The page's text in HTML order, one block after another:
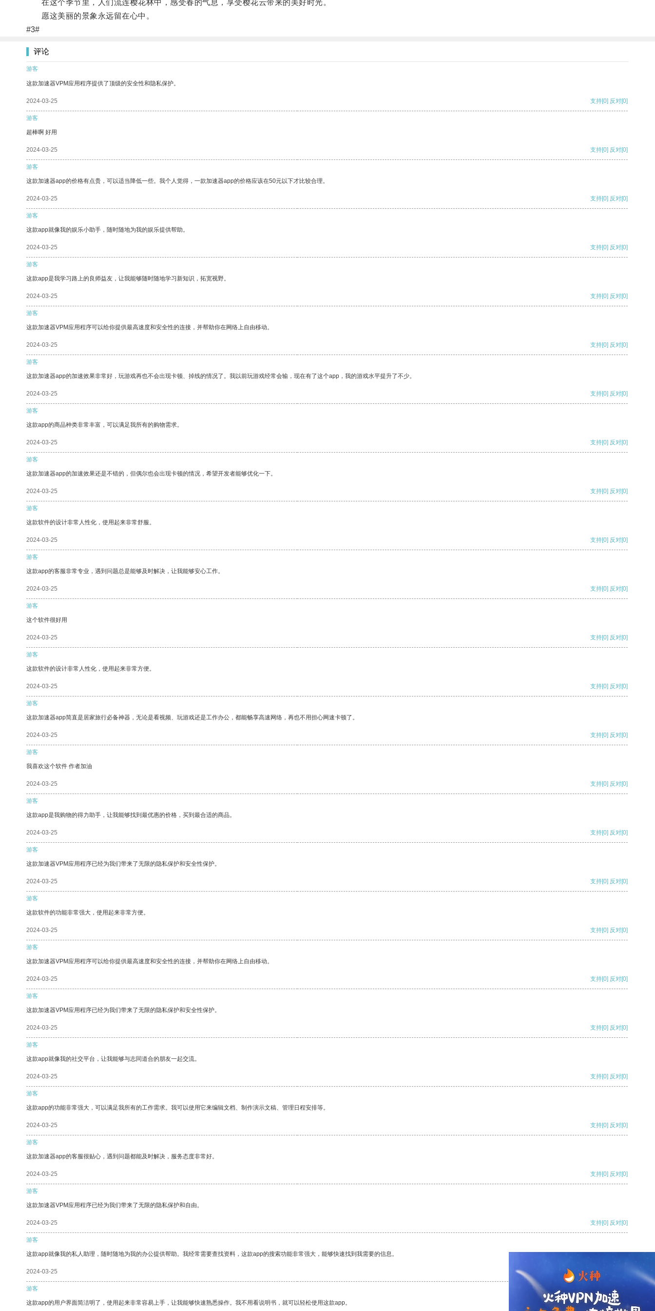
在这个季节里，人们流连樱花林中，感受春的气息，享受樱花云带来的美好时光。
愿这美丽的景象永远留在心中。
#3#
评论
游客
这款加速器VPM应用程序提供了顶级的安全性和隐私保护。
2024-03-25 支持[0] 反对[0]
游客
超棒啊 好用
2024-03-25 支持[0] 反对[0]
游客
这款加速器app的价格有点贵，可以适当降低一些。我个人觉得，一款加速器app的价格应该在50元以下才比较合理。
2024-03-25 支持[0] 反对[0]
游客
这款app就像我的娱乐小助手，随时随地为我的娱乐提供帮助。
2024-03-25 支持[0] 反对[0]
游客
这款app是我学习路上的良师益友，让我能够随时随地学习新知识，拓宽视野。
2024-03-25 支持[0] 反对[0]
游客
这款加速器VPM应用程序可以给你提供最高速度和安全性的连接，并帮助你在网络上自由移动。
2024-03-25 支持[0] 反对[0]
游客
这款加速器app的加速效果非常好，玩游戏再也不会出现卡顿、掉线的情况了。我以前玩游戏经常会输，现在有了这个app，我的游戏水平提升了不少。
2024-03-25 支持[0] 反对[0]
游客
这款app的商品种类非常丰富，可以满足我所有的购物需求。
2024-03-25 支持[0] 反对[0]
游客
这款加速器app的加速效果还是不错的，但偶尔也会出现卡顿的情况，希望开发者能够优化一下。
2024-03-25 支持[0] 反对[0]
游客
这款软件的设计非常人性化，使用起来非常舒服。
2024-03-25 支持[0] 反对[0]
游客
这款app的客服非常专业，遇到问题总是能够及时解决，让我能够安心工作。
2024-03-25 支持[0] 反对[0]
游客
这个软件很好用
2024-03-25 支持[0] 反对[0]
游客
这款软件的设计非常人性化，使用起来非常方便。
2024-03-25 支持[0] 反对[0]
游客
这款加速器app简直是居家旅行必备神器，无论是看视频、玩游戏还是工作办公，都能畅享高速网络，再也不用担心网速卡顿了。
2024-03-25 支持[0] 反对[0]
游客
我喜欢这个软件 作者加油
2024-03-25 支持[0] 反对[0]
游客
这款app是我购物的得力助手，让我能够找到最优惠的价格，买到最合适的商品。
2024-03-25 支持[0] 反对[0]
游客
这款加速器VPM应用程序已经为我们带来了无限的隐私保护和安全性保护。
2024-03-25 支持[0] 反对[0]
游客
这款软件的功能非常强大，使用起来非常方便。
2024-03-25 支持[0] 反对[0]
游客
这款加速器VPM应用程序可以给你提供最高速度和安全性的连接，并帮助你在网络上自由移动。
2024-03-25 支持[0] 反对[0]
游客
这款加速器VPM应用程序已经为我们带来了无限的隐私保护和安全性保护。
2024-03-25 支持[0] 反对[0]
游客
这款app就像我的社交平台，让我能够与志同道合的朋友一起交流。
2024-03-25 支持[0] 反对[0]
游客
这款app的功能非常强大，可以满足我所有的工作需求。我可以使用它来编辑文档、制作演示文稿、管理日程安排等。
2024-03-25 支持[0] 反对[0]
游客
这款加速器app的客服很贴心，遇到问题都能及时解决，服务态度非常好。
2024-03-25 支持[0] 反对[0]
游客
这款加速器VPM应用程序已经为我们带来了无限的隐私保护和自由。
2024-03-25 支持[0] 反对[0]
游客
这款app就像我的私人助理，随时随地为我的办公提供帮助。我经常需要查找资料，这款app的搜索功能非常强大，能够快速找到我需要的信息。
2024-03-25 支持
游客
这款app的用户界面简洁明了，使用起来非常容易上手，让我能够快速熟悉操作。我不用看说明书，就可以轻松使用这款app。